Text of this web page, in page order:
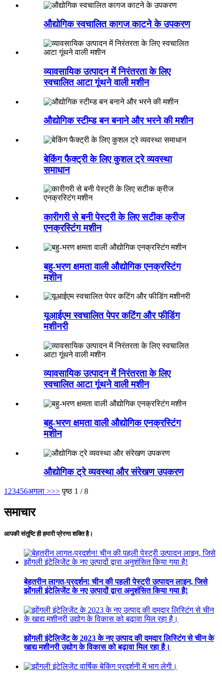
औद्योगिक स्वचालित कागज काटने के उपकरण
व्यावसायिक उत्पादन में निरंतरता के लिए
स्वचालित आटा गूंथने वाली मशीन
औद्योगिक स्टीम्ड बन बनाने और भरने की मशीन
बेकिंग फैक्ट्री के लिए कुशल ट्रे व्यवस्था
समाधान
कारीगरी से बनी पेस्ट्री के लिए सटीक क्रीज
एनक्रस्टिंग मशीन
बहु-भरण क्षमता वाली औद्योगिक एनक्रस्टिंग
मशीन
यूआईएम स्वचालित पेपर कटिंग और फीडिंग
मशीनरी
व्यावसायिक उत्पादन में निरंतरता के लिए
स्वचालित आटा गूंथने वाली मशीन
बहु-भरण क्षमता वाली औद्योगिक एनक्रस्टिंग
मशीन
औद्योगिक ट्रे व्यवस्था और संरेखण उपकरण
1 23456अगला >>> पृष्ठ 1 / 8
समाचार
आपकी संतुष्टि ही हमारी प्रेरणा शक्ति है।
बेहतरीन लागत-प्रदर्शन! चीन की पहली पेस्ट्री उत्पादन लाइन, जिसे
झोंगली इंटेलिजेंट के नए उत्पादों द्वारा अनुशंसित किया गया है!
झोंगली इंटेलिजेंट के 2023 के नए उत्पाद की दमदार लिस्टिंग से चीन के
खाद्य मशीनरी उद्योग के विकास को बढ़ावा मिल रहा है।